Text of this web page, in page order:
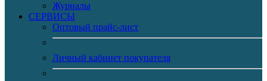
Журналы
CЕРВИСЫ
Оптовый прайс-лист
Личный кабинет покупателя